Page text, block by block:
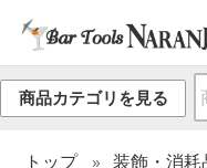
商品カテゴリを見る
トップ
装飾・消耗